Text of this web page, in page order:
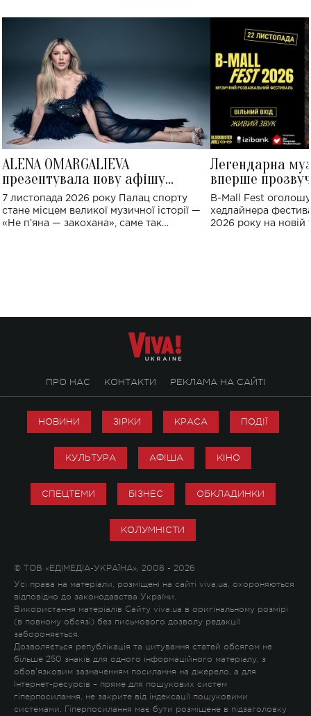
ALENA OMARGALIEVA
презентувала нову афішу
великого концерту в Палаці
спорту
7 листопада 2026 року Палац спорту
стане місцем великої музичної історії —
«Не пʼяна — закохана», саме так
Легендарна
вперше
Україні: де
B-Mall Fest
хедлайнера
2026 року на новій
ПРО НАС КОНТАКТИ РЕКЛАМА НА САЙТІ
НОВИНИ ЗІРКИ КРАСА ПОДІЇ
КУЛЬТУРА АФІША КІНО
СПЕЦТЕМИ БІЗНЕС ОБКЛАДИНКИ
КОЛУМНІСТИ
© ТОВ «ЕДІМЕДІА-УКРАЇНА», 2008 - 2026
Усі права на матеріали, розміщені на сайті viva.ua, охороняються
відповідно до законодавства України.
Використання матеріалів Сайту viva.ua в оригінальному розмірі
(в повному обсязі) без письмового дозволу редакції
забороняється.
Дозволяється републікація та цитування статей обсягом не
більше 250 знаків для одного інформаційного матеріалу, з
обов'язковим зазначенням посилання на джерело, а для
Інтернет-ресурсів – пряме для пошукових систем
гіперпосилання, не закрите від індексації пошуковими
системами. Гіперпосилання має бути розміщене в підзаголовку